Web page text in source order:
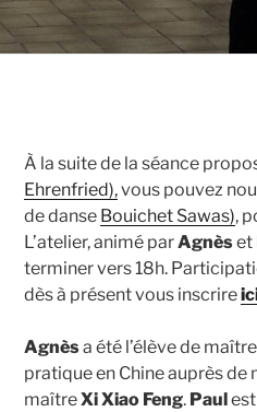
À la suite de la séance
Ehrenfried),vous pouvez
de danse Bouichet Sawas),
L’atelier, animé parAgnèset
terminer vers 18h.
dès à présent vous inscrire
Agnèsa été l’élève de maître
pratique en Chine auprès de
maîtreXi Xiao Feng. Paul